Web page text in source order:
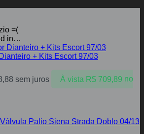
=(
in…
+ Kits Escort 97/03
sem juros À vista R$709,89 no